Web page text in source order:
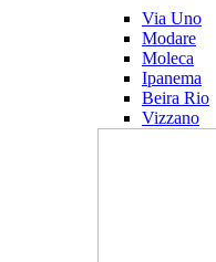
Via Uno
Modare
Moleca
Ipanema
Beira Rio
Vizzano